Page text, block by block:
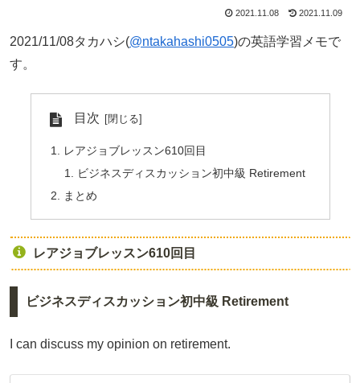
2021.11.08 2021.11.09
2021/11/08タカハシ(@ntakahashi0505)の英語学習メモで
す。
目次
レアジョブレッスン610回目
ビジネスディスカッション初中級 Retirement
まとめ
レアジョブレッスン610回目
ビジネスディスカッション初中級 Retirement
I can discuss my opinion on retirement.